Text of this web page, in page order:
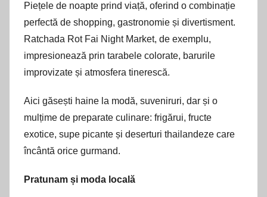
Piețele de noapte prind viață, oferind o combinație
perfectă de shopping, gastronomie și divertisment.
Ratchada Rot Fai Night Market, de exemplu,
impresionează prin tarabele colorate, barurile
improvizate și atmosfera tinerescă.
Aici găsești haine la modă, suveniruri, dar și o
mulțime de preparate culinare: frigărui, fructe
exotice, supe picante și deserturi thailandeze care
încântă orice gurmand.
Pratunam și moda locală